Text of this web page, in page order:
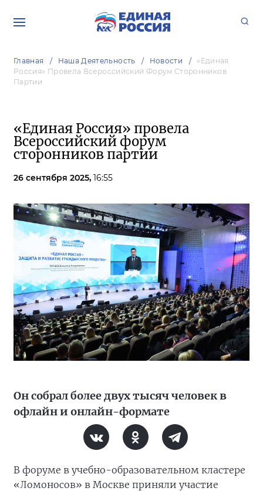
Главная Наша Деятельность Новости
«Единая
Россия» Провела Всероссийский Форум Сторонников
Партии
«Единая Россия» провела
Всероссийский форум
сторонников партии
26 сентября 2025, 16:55
Он собрал более двух тысяч человек в
офлайн и онлайн-формате
В форуме в учебно-образовательном кластере
«Ломоносов» в Москве приняли участие